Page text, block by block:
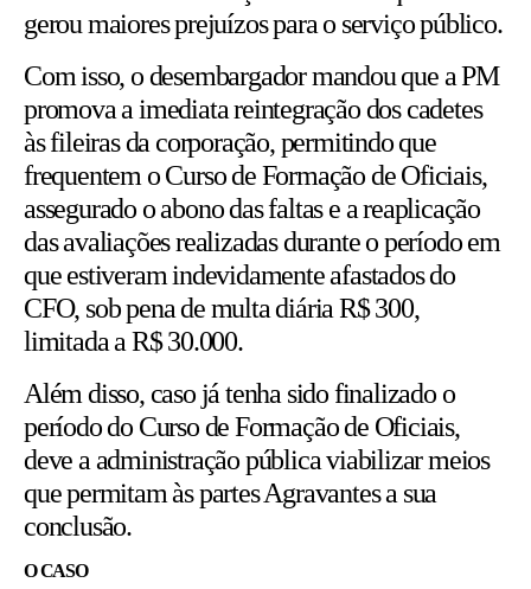
gerou maiores prejuízos para o serviço público.
Com isso, o desembargador mandou que a PM
promova a imediata reintegração dos cadetes
às fileiras da corporação, permitindo que
frequentem o Curso de Formação de Oficiais,
assegurado o abono das faltas e a reaplicação
das avaliações realizadas durante o período em
que estiveram indevidamente afastados do
CFO, sob pena de multa diária R$ 300,
limitada a R$ 30.000.
Além disso, caso já tenha sido finalizado o
período do Curso de Formação de Oficiais,
deve a administração pública viabilizar meios
que permitam às partes Agravantes a sua
conclusão.
O CASO